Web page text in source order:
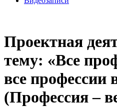
Проектная
тему: «Все
все профессии
(Профессия –